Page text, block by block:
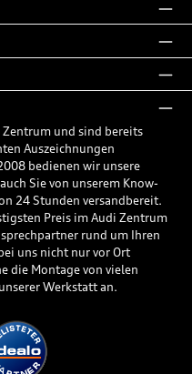
und sind bereits
Auszeichnungen
bedienen wir unsere
Sie von unserem Know-
24 Stunden versandbereit.
Preis im Audi Zentrum
rund um Ihren
uns nicht nur vor Ort
die Montage von vielen
Werkstatt an.